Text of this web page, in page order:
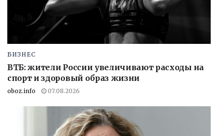
БИЗНЕС
ВТБ: жители России увеличивают расходы на
спорт и здоровый образ жизни
oboz.info 07.08.2026